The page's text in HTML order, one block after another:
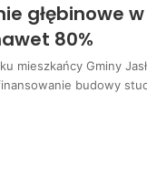
głębinowe w
80%
mieszkańcy Gminy
budowy